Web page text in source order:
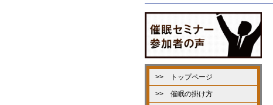
>> トップページ
>> 催眠の掛け方